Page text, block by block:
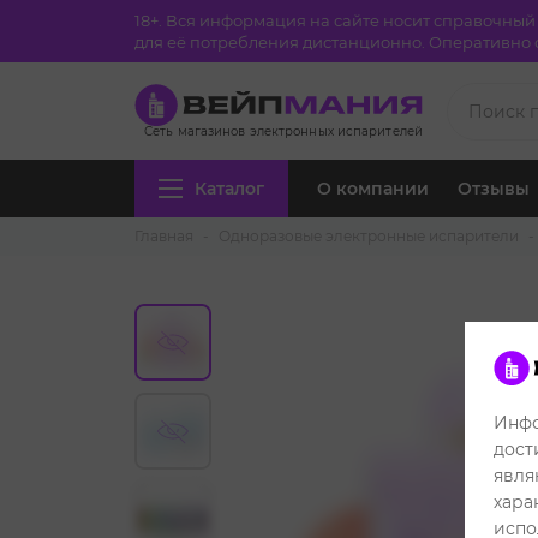
18+. Вся информация на сайте носит
для её потребления дистанционно. Оперативно
Сеть магазинов электронных испарителей
Каталог О компании Отзывы